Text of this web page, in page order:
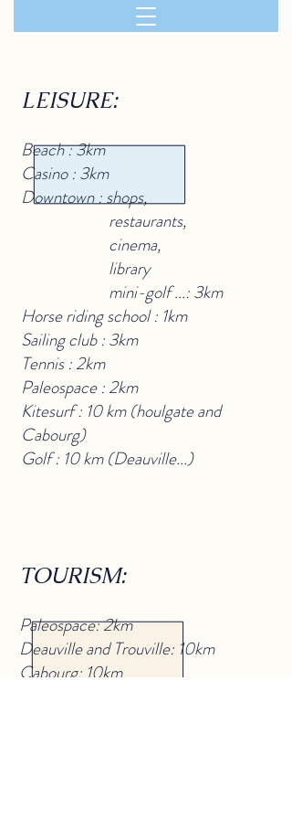
LEISURE:
Beach : 3km
Casino : 3km
Downtown : shops,
restaurants,
cinema,
library
mini-golf ...: 3km
Horse riding school : 1km
Sailing club : 3km
Tennis : 2km
Paleospace : 2km
Kitesurf : 10 km (houlgate and
Cabourg)
Golf : 10 km (Deauville...)
TOURISM:
Paleospace: 2km
Deauville and Trouville: 10km
Cabourg: 10km